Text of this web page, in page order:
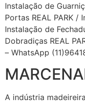
Instalação de
Portas REAL PARK /
Instalação de
Dobradiças REAL
– WhatsApp
A indústria